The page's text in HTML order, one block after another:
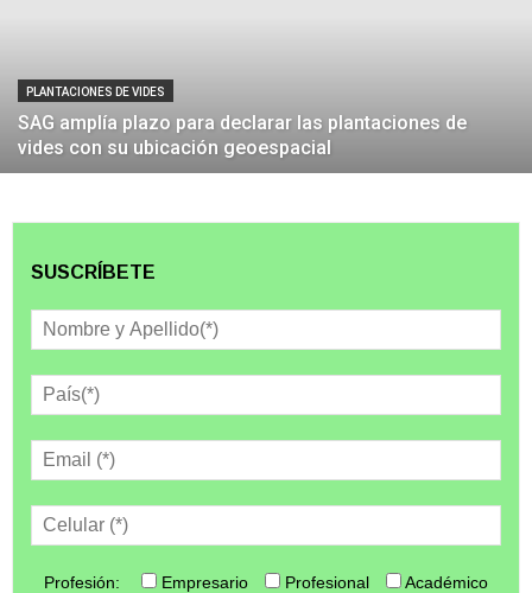
PLANTACIONES DE VIDES
SAG amplía plazo para declarar las plantaciones de
vides con su ubicación geoespacial
SUSCRÍBETE
Profesión: Empresario Profesional
Académico